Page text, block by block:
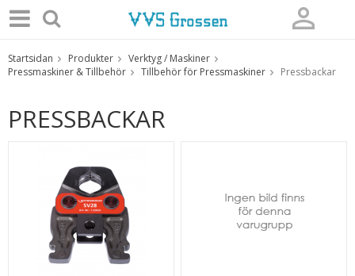
Produkten har blivit tillagd i varukorgen
Startsidan Produkter
Verktyg / Maskiner
Pressmaskiner & Tillbehör
Tillbehör för Pressmaskiner Pressbackar
PRESSBACKAR